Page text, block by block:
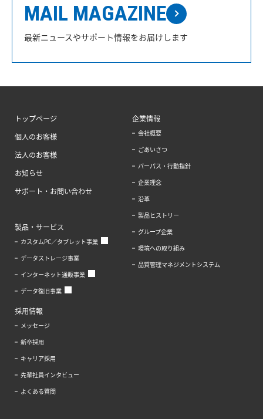
MAIL MAGAZINE
最新ニュースやサポート情報をお届けします
トップページ
個人のお客様
法人のお客様
お知らせ
サポート・お問い合わせ
製品・サービス
カスタムPC／タブレット事業
データストレージ事業
インターネット通販事業
データ復旧事業
企業情報
会社概要
ごあいさつ
パーパス・行動指針
企業理念
沿革
製品ヒストリー
グループ企業
環境への取り組み
品質管理マネジメントシステム
採用情報
メッセージ
新卒採用
キャリア採用
先輩社員インタビュー
よくある質問